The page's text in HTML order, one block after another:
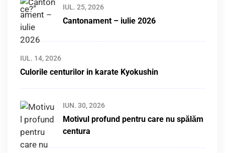
IUL. 25, 2026
Cantonament – iulie 2026
IUL. 14, 2026
Culorile centurilor in karate Kyokushin
IUN. 30, 2026
Motivul profund pentru care nu spălăm
centura